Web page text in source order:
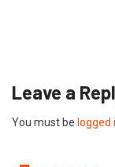
Leave a
You must be logged